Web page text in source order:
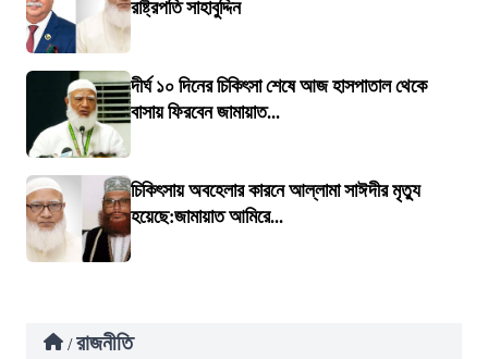
রাষ্ট্রপতি সাহাবুদ্দিন
দীর্ঘ ১০ দিনের চিকিৎসা শেষে আজ হাসপাতাল থেকে
বাসায় ফিরবেন জামায়াত...
চিকিৎসায় অবহেলার কারনে আল্লামা সাঈদীর মৃত্যু
হয়েছে:জামায়াত আমিরে...
/ রাজনীতি